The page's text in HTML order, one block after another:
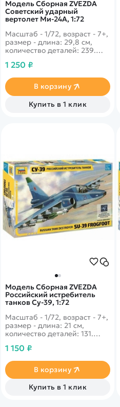
Модель Сборная ZVEZDA
Советский ударный
вертолет Ми-24А, 1:72
Масштаб - 1/72, возраст - 7+,
размер - длина: 29,8 см,
количество деталей: 239.
вертолёт с потрясающей
борту особенно успешно
зарекомендовал себя во
время ожесточённых боёв в
Афганистане.
1 250 ₽
В корзину
Купить в 1 клик
Модель Сборная ZVEZDA
Российский истребитель
танков Су-39, 1:72
Масштаб - 1/72, возраст - 7+,
размер - длина: 21 см,
количество деталей: 131.
мощного и манёвренного
уничтожение танков врага.
Предшественник -
легендарный СУ-25.
1 150 ₽
В корзину
Купить в 1 клик